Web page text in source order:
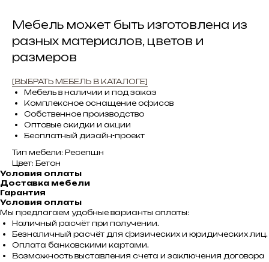
Мебель может быть изготовлена из
разных материалов, цветов и
размеров
[ВЫБРАТЬ МЕБЕЛЬ В КАТАЛОГЕ]
Мебель в наличии и под заказ
Комплексное оснащение офисов
Собственное производство
Оптовые скидки и акции
Бесплатный дизайн-проект
Тип мебели: Ресепшн
Цвет: Бетон
Условия оплаты
Доставка мебели
Гарантия
Условия оплаты
Мы предлагаем удобные варианты оплаты:
Наличный расчёт при получении.
Безналичный расчёт для физических и юридических лиц.
Оплата банковскими картами.
Возможность выставления счета и заключения договора